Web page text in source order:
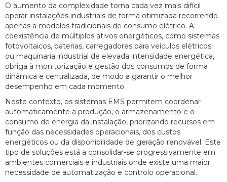
O aumento da complexidade torna cada vez mais difícil
operar instalações industriais de forma otimizada recorrendo
apenas a modelos tradicionais de consumo elétrico. A
coexistência de múltiplos ativos energéticos, como sistemas
fotovoltaicos, baterias, carregadores para veículos elétricos
ou maquinaria industrial de elevada intensidade energética,
obriga à monitorização e gestão dos consumos de forma
dinâmica e centralizada, de modo a garantir o melhor
desempenho em cada momento.
Neste contexto, os sistemas EMS permitem coordenar
automaticamente a produção, o armazenamento e o
consumo de energia da instalação, priorizando recursos em
função das necessidades operacionais, dos custos
energéticos ou da disponibilidade de geração renovável. Este
tipo de soluções está a consolidar-se progressivamente em
ambientes comerciais e industriais onde existe uma maior
necessidade de automatização e controlo operacional.